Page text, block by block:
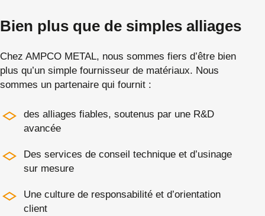
Bien plus que de simples alliages
Chez AMPCO METAL, nous sommes fiers d’être bien
plus qu’un simple fournisseur de matériaux. Nous
sommes un partenaire qui fournit :
des alliages fiables, soutenus par une R&D
avancée
Des services de conseil technique et d’usinage
sur mesure
Une culture de responsabilité et d’orientation
client